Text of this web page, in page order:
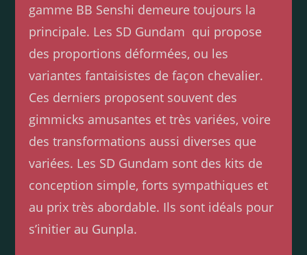
gamme BB Senshi demeure toujours la
principale. Les SD Gundam qui propose
des proportions déformées, ou les
variantes fantaisistes de façon chevalier.
Ces derniers proposent souvent des
gimmicks amusantes et très variées, voire
des transformations aussi diverses que
variées. Les SD Gundam sont des kits de
conception simple, forts sympathiques et
au prix très abordable. Ils sont idéals pour
s’initier au Gunpla.